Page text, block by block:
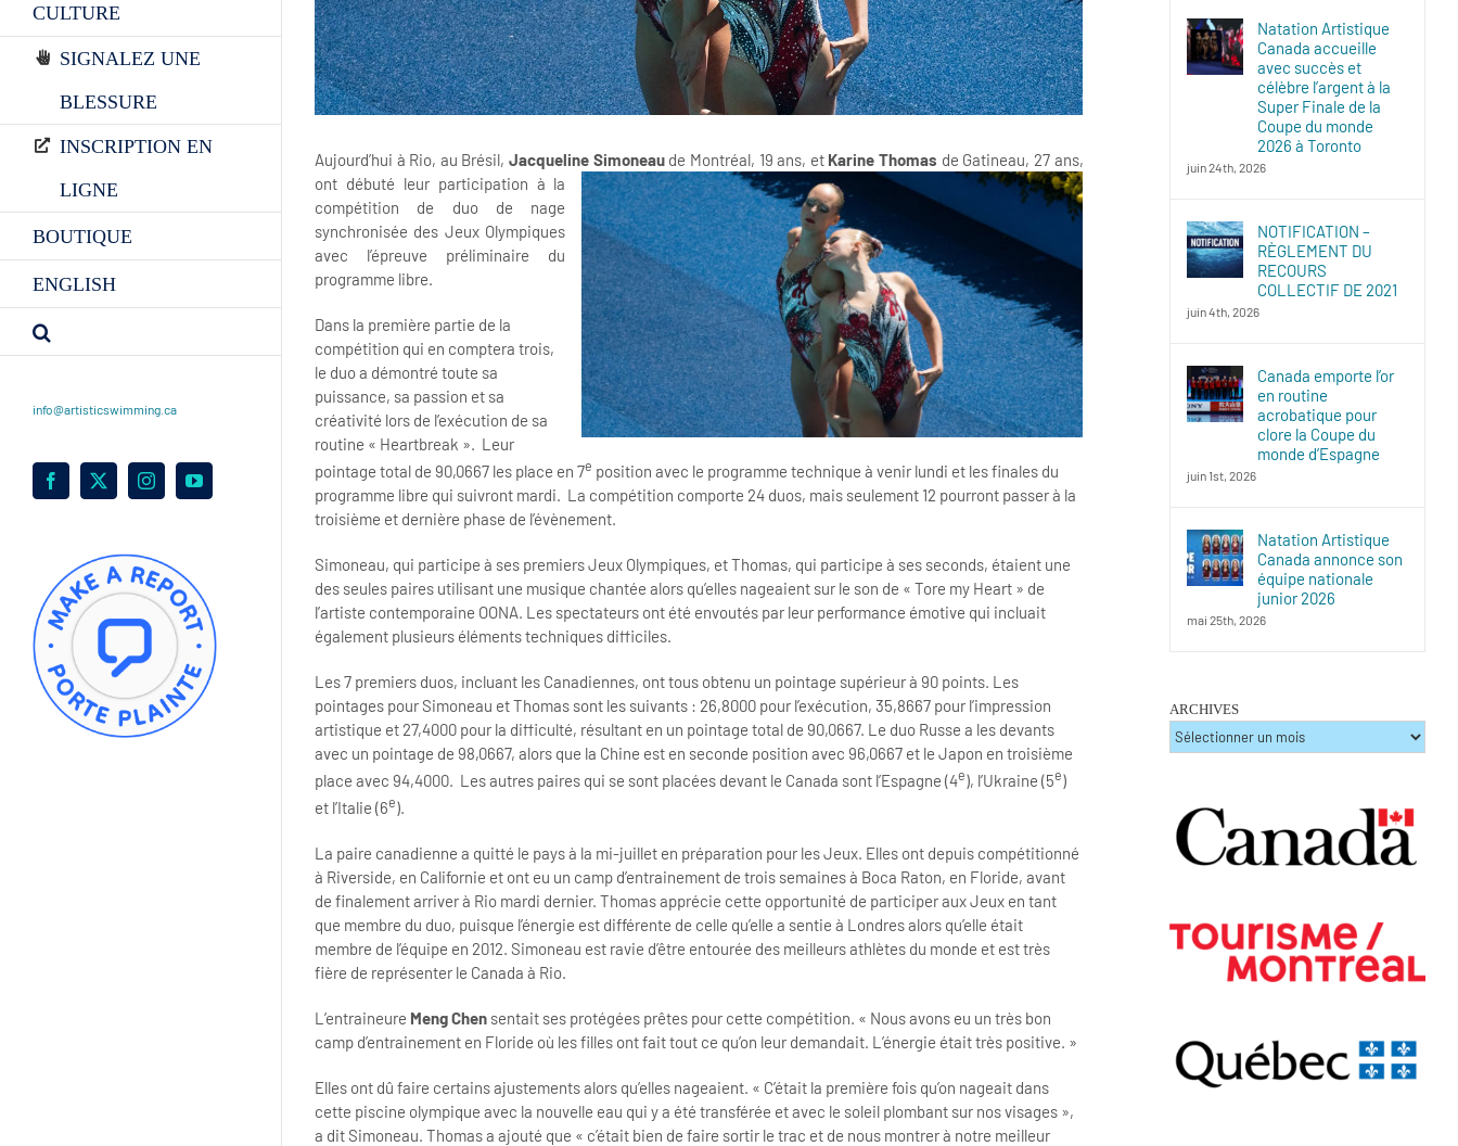
CULTURE
SIGNALEZ UNE
BLESSURE
INSCRIPTION EN
LIGNE
BOUTIQUE
ENGLISH
info@artisticswimming.ca
Facebook
X InstagramYouTube
Aujourd’hui à Rio, au Brésil,Jacqueline Simoneau de Montréal, 19 ans, et Karine Thomas de Gatineau, 27 ans,
ont débuté leur participation à la
compétition de duo de nage
synchronisée des Jeux Olympiques
avec l’épreuve préliminaire du
programme libre.
Dans la première partie de la
compétition qui en comptera trois,
le duo a démontré toute sa
puissance, sa passion et sa
créativité lors de l’exécution de sa
routine « Heartbreak ». Leur
pointage total de 90,0667 les place en 7e position avec le programme technique à venir lundi et les finales du
programme libre qui suivront mardi. La compétition comporte 24 duos, mais seulement 12 pourront passer à la
troisième et dernière phase de l’évènement.
Simoneau, qui participe à ses premiers Jeux Olympiques, et Thomas, qui participe à ses seconds, étaient une
des seules paires utilisant une musique chantée alors qu’elles nageaient sur le son de « Tore my Heart » de
l’artiste contemporaine OONA. Les spectateurs ont été envoutés par leur performance émotive qui incluait
également plusieurs éléments techniques difficiles.
Les 7 premiers duos, incluant les Canadiennes, ont tous obtenu un pointage supérieur à 90 points. Les
pointages pour Simoneau et Thomas sont les suivants : 26,8000 pour l’exécution, 35,8667 pour l’impression
artistique et 27,4000 pour la difficulté, résultant en un pointage total de 90,0667. Le duo Russe a les devants
avec un pointage de 98,0667, alors que la Chine est en seconde position avec 96,0667 et le Japon en troisième
place avec 94,4000. Les autres paires qui se sont placées devant le Canada sont l’Espagne (4e), l’Ukraine (5e)
et l’Italie (6e).
La paire canadienne a quitté le pays à la mi-juillet en préparation pour les Jeux. Elles ont depuis compétitionné
à Riverside, en Californie et ont eu un camp d’entrainement de trois semaines à Boca Raton, en Floride, avant
de finalement arriver à Rio mardi dernier. Thomas apprécie cette opportunité de participer aux Jeux en tant
que membre du duo, puisque l’énergie est différente de celle qu’elle a sentie à Londres alors qu’elle était
membre de l’équipe en 2012. Simoneau est ravie d’être entourée des meilleurs athlètes du monde et est très
fière de représenter le Canada à Rio.
L’entraineure Meng Chen sentait ses protégées prêtes pour cette compétition. « Nous avons eu un très bon
camp d’entrainement en Floride où les filles ont fait tout ce qu’on leur demandait. L’énergie était très positive. »
Elles ont dû faire certains ajustements alors qu’elles nageaient. « C’était la première fois qu’on nageait dans
cette piscine olympique avec la nouvelle eau qui y a été transférée et avec le soleil plombant sur nos visages »,
a dit Simoneau. Thomas a ajouté que « c’était bien de faire sortir le trac et de nous montrer à notre meilleur
Natation Artistique
Canada accueille
avec succès et
célèbre l’argent à la
Super Finale de la
Coupe du monde
2026 à Toronto
juin 24th, 2026
NOTIFICATION –
RÈGLEMENT DU
RECOURS
COLLECTIF DE 2021
juin 4th, 2026
Canada emporte l’or
en routine
acrobatique pour
clore la Coupe du
monde d’Espagne
juin 1st, 2026
Natation Artistique
Canada annonce son
équipe nationale
junior 2026
mai 25th, 2026
ARCHIVES
ARCHIVES